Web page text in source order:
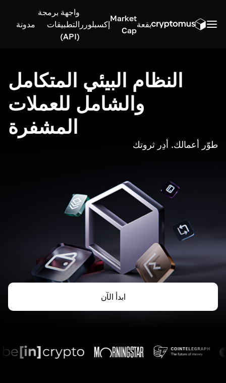
بقعة
Market
Cap
إكسبلورر
واجهة برمجة
التطبيقات
(API)
مدونة
النظام البيئي المتكامل
والشامل للعملات
المشفرة
طوّر أعمالك. أدِر ثروتك
ابدأ الآن